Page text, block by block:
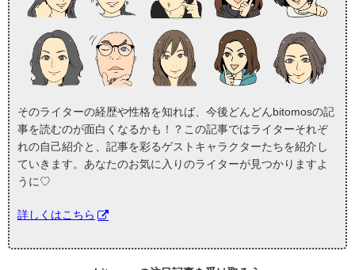
そのライターの経歴や性格を知れば、今後どんどんbitomosの記
事を読むのが面白くなるかも！？この記事ではライターそれぞ
れの自己紹介と、記事を彩るゲストキャラクターたちを紹介し
ていきます。あなたのお気に入りのライターが見つかりますよ
うに♡
詳しくはこちら